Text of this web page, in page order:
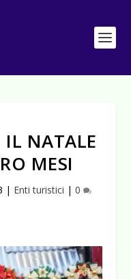
IL NATALE
MESI
| Enti turistici | 0